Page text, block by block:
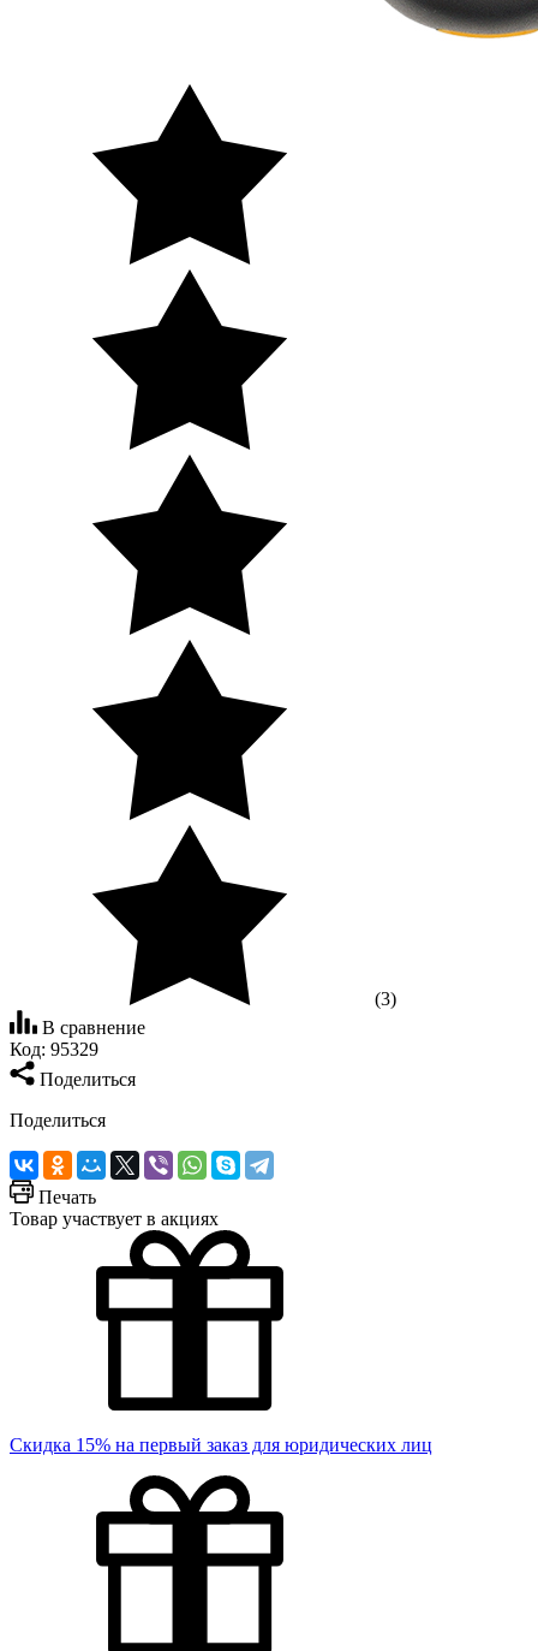
(3)
В сравнение
Код: 95329
Поделиться
Поделиться
Печать
Товар участвует в акциях
Скидка 15% на первый заказ для юридических лиц